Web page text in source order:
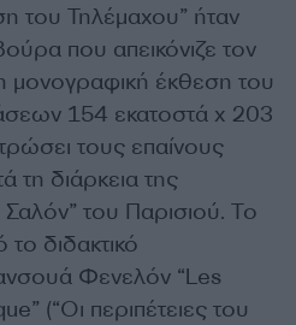
του Τηλέμαχου” ήταν
που απεικόνιζε τον
μονογραφική έκθεση του
154 εκατοστά x 203
τους επαίνους
τη διάρκεια της
του Παρισιού. Το
το διδακτικό
Φενελόν “Les
(“Οι περιπέτειες του